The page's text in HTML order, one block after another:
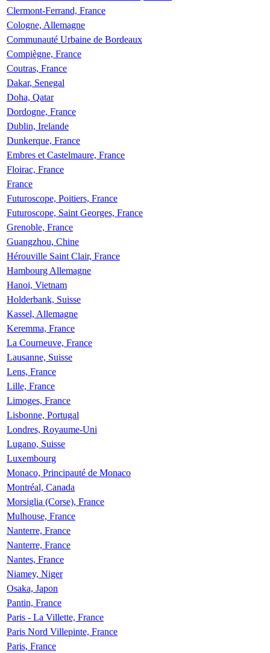
Clermont-Ferrand, France
Cologne, Allemagne
Communauté Urbaine de Bordeaux
Compiègne, France
Coutras, France
Dakar, Senegal
Doha, Qatar
Dordogne, France
Dublin, Irelande
Dunkerque, France
Embres et Castelmaure, France
Floirac, France
France
Futuroscope, Poitiers, France
Futuroscope, Saint Georges, France
Grenoble, France
Guangzhou, Chine
Hérouville Saint Clair, France
Hambourg Allemagne
Hanoi, Vietnam
Holderbank, Suisse
Kassel, Allemagne
Keremma, France
La Courneuve, France
Lausanne, Suisse
Lens, France
Lille, France
Limoges, France
Lisbonne, Portugal
Londres, Royaume-Uni
Lugano, Suisse
Luxembourg
Monaco, Principauté de Monaco
Montréal, Canada
Morsiglia (Corse), France
Mulhouse, France
Nanterre, France
Nanterre, France
Nantes, France
Niamey, Niger
Osaka, Japon
Pantin, France
Paris - La Villette, France
Paris Nord Villepinte, France
Paris, France